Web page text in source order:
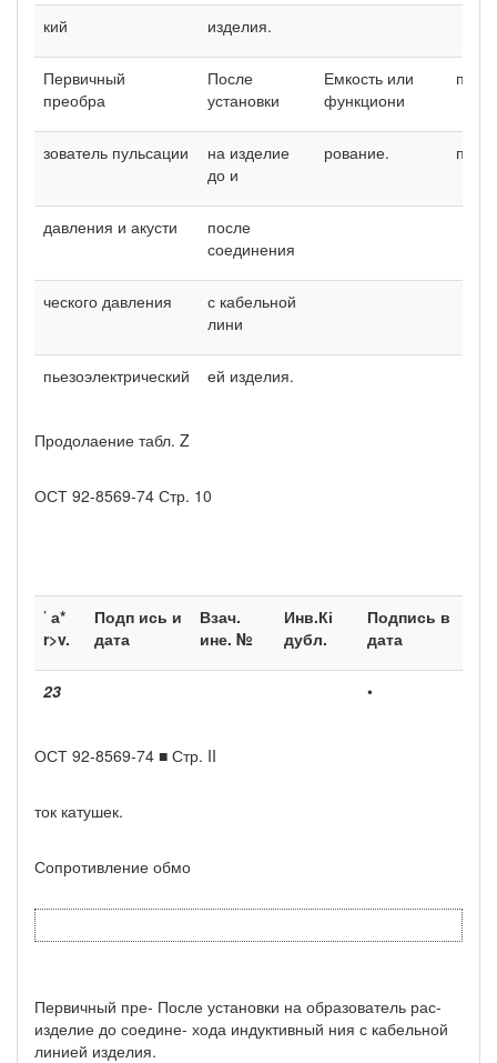
кий изделия.
Первичный
преобра­
После
установки
Емкость или
функциони­
зователь пульсации
на изделие
до и
рование. п.З.П.
давления и акусти­
после
соединения
ческого давления
с кабельной
лини­
пьезоэлектрический ей изделия.
Продолаение табл. Z
ОСТ 92-8569-74 Стр. 10
’ а*
r>v.
Подп ись и
дата
Взач.
ине. №
Инв.Кі
дубл.
Подпись в
дата
23 •
ОСТ 92-8569-74 ■ Стр. II
ток катушек.
Сопротивление обмо­
Первичный пре- После установки на образователь рас-
изделие до соедине- хода индуктивный ния с кабельной
ли­нией изделия.